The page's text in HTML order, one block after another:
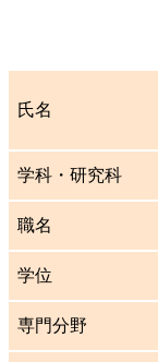
氏名
学科・研究科
職名
学位
専門分野